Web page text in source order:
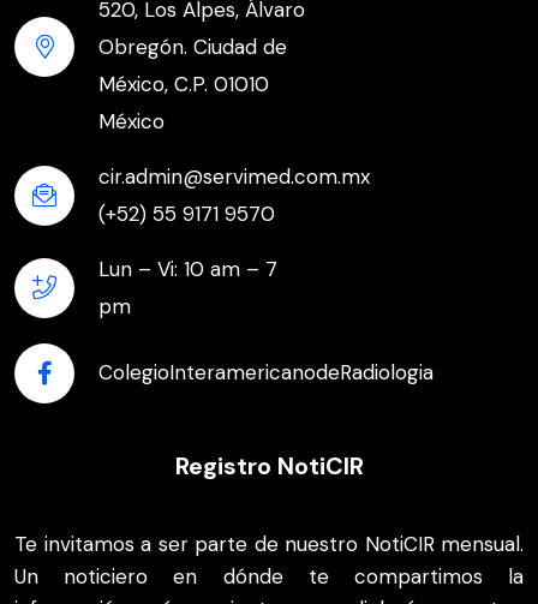
520, Los Alpes, Álvaro
Obregón. Ciudad de
México, C.P. 01010
México
cir.admin@servimed.com.mx
(+52) 55 9171 9570
Lun – Vi: 10 am – 7
pm
ColegioInteramericanodeRadiologia
Registro NotiCIR
Te invitamos a ser parte de nuestro NotiCIR mensual.
Un noticiero en dónde te compartimos la